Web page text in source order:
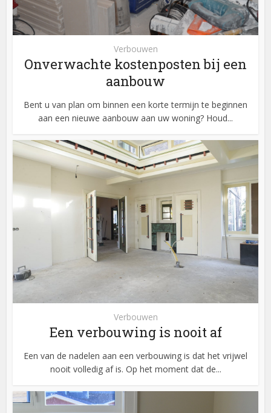
Verbouwen
Onverwachte kostenposten bij een
aanbouw
Bent u van plan om binnen een korte termijn te beginnen
aan een nieuwe aanbouw aan uw woning? Houd...
Verbouwen
Een verbouwing is nooit af
Een van de nadelen aan een verbouwing is dat het vrijwel
nooit volledig af is. Op het moment dat de...